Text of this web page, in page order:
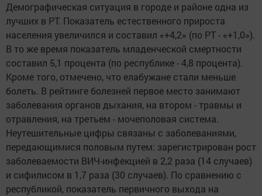
Демографическая ситуация в городе и районе одна из
лучших в РТ. Показатель естественного прироста
населения увеличился и составил «+4,2» (по РТ - «+1,0»).
В то же время показатель младенческой смертности
составил 5,1 процента (по республике - 4,8 процента).
Кроме того, отмечено, что елабужане стали меньше
болеть. В рейтинге болезней первое место занимают
заболевания органов дыхания, на втором - травмы и
отравления, на третьем - мочеполовая система.
Неутешительные цифры связаны с заболеваниями,
передающимися половым путем: зарегистрирован рост
заболеваемости ВИЧ-инфекцией в 2,2 раза (14 случаев)
и сифилисом в 1,7 раза (30 случаев). По сравнению с
республикой, показатель первичного выхода на